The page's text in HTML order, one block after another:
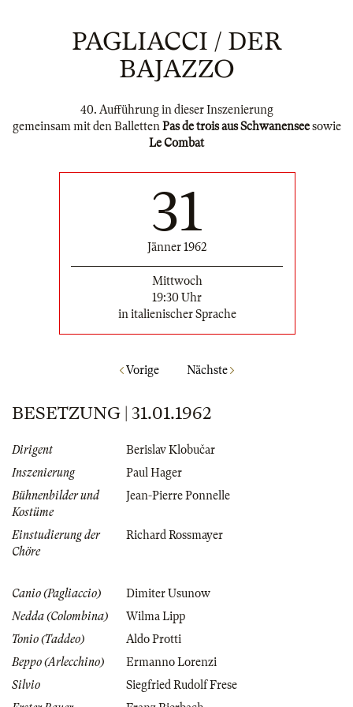
PAGLIACCI / DER
BAJAZZO
40. Aufführung in dieser Inszenierung
gemeinsam mit den Balletten Pas de trois aus Schwanenseesowie
Le Combat
31
Jänner 1962
Mittwoch
19:30 Uhr
in italienischer Sprache
Vorige Nächste
BESETZUNG | 31.01.1962
Dirigent
Berislav Klobučar
Inszenierung
Paul Hager
Bühnenbilder und
Kostüme
Jean-Pierre Ponnelle
Einstudierung der
Chöre
Richard Rossmayer
Canio (Pagliaccio)
Dimiter Usunow
Nedda (Colombina)
Wilma Lipp
Tonio (Taddeo)
Aldo Protti
Beppo (Arlecchino)
Ermanno Lorenzi
Silvio
Siegfried Rudolf Frese